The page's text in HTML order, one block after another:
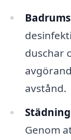
duschar
avstånd.
Genom